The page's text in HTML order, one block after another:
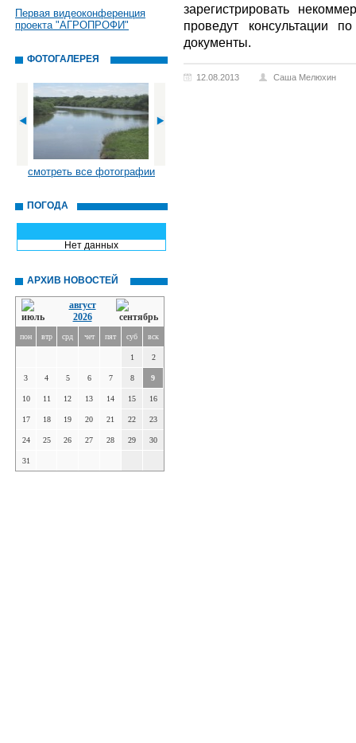
Первая видеоконференция
проекта "АГРОПРОФИ"
ФОТОГАЛЕРЕЯ
смотреть все фотографии
ПОГОДА
Нет данных
АРХИВ НОВОСТЕЙ
август
2026
пон втр срд чет пят суб вск
1 2
3 4 5 6 7 8 9
10 11 12 13 14 15 16
17 18 19 20 21 22 23
24 25 26 27 28 29 30
31
зарегистрировать
проведут консультации
документы.
12.08.2013 Саша Мелюхин